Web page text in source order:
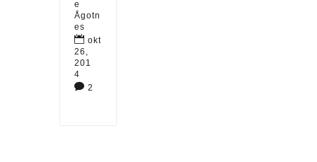
e
Ågotn
es
 okt
26,
201
4
 2